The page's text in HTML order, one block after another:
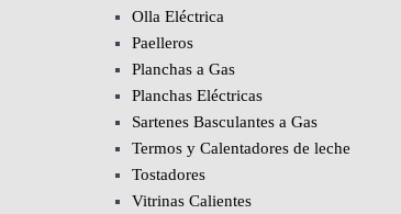
Olla Eléctrica
Paelleros
Planchas a Gas
Planchas Eléctricas
Sartenes Basculantes a Gas
Termos y Calentadores de leche
Tostadores
Vitrinas Calientes